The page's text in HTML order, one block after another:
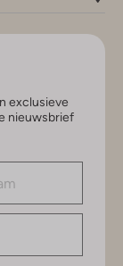
exclusieve
nieuwsbrief